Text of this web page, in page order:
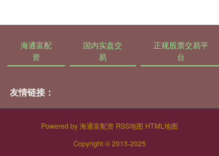
海通富配
资
国内实盘交
易
正规股票交易平
台
友情链接：
Powered by 海通富配资 RSS地图 HTML地图
Copyright © 2013-2025